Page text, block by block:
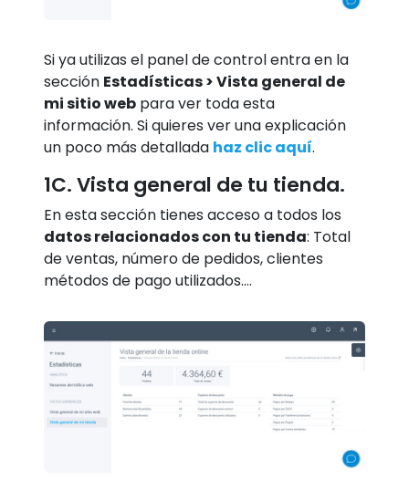
Si ya utilizas el panel de control entra en la
sección Estadísticas > Vista general de
mi sitio web para ver toda esta
información. Si quieres ver una explicación
un poco más detallada haz clic aquí.
1C. Vista general de tu tienda.
En esta sección tienes acceso a todos los
datos relacionados con tu tienda: Total
de ventas, número de pedidos, clientes
métodos de pago utilizados….